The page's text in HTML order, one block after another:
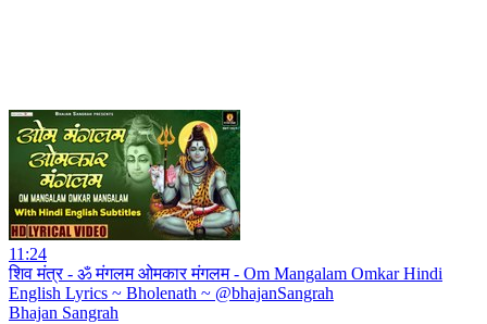
11:24
शिव मंत्र - ॐ मंगलम ओमकार मंगलम - Om Mangalam Omkar Hindi
English Lyrics ~ Bholenath ~ @bhajanSangrah
Bhajan Sangrah